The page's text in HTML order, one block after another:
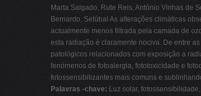
Marta Salgado, Rute Reis, António Vinhas de
Bernardo, Setúbal As alterações climáticas
actualmente menos filtrada pela camada de
esta radiação é claramente nociva. De entre
patológicos relacionados com exposição a
fenómenos de fotoalergia, fototoxicidade e
fotossensibilizantes mais comuns e
Palavras -chave: Luz solar,